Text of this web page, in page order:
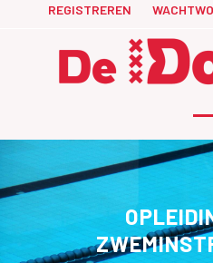
REGISTREREN